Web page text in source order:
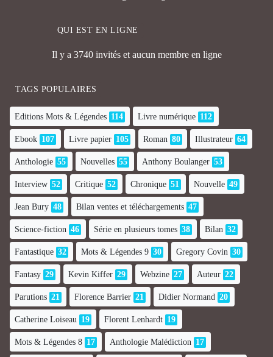
QUI EST EN LIGNE
Il y a 3740 invités et aucun membre en ligne
TAGS POPULAIRES
Editions Mots & Légendes 114 Livre numérique 112
Ebook 107 Livre papier 105 Roman 80 Illustrateur 64
Anthologie 55 Nouvelles 55 Anthony Boulanger 53
Interview 52 Critique 52 Chronique 51 Nouvelle 49
Jean Bury 48 Bilan ventes et téléchargements 47
Science-fiction 46 Série en plusieurs tomes 38 Bilan 32
Fantastique 32 Mots & Légendes 9 30 Gregory Covin 30
Fantasy 29 Kevin Kiffer 29 Webzine 27 Auteur 22
Parutions 21 Florence Barrier 21 Didier Normand 20
Catherine Loiseau 19 Florent Lenhardt 19
Mots & Légendes 8 17 Anthologie Malédiction 17